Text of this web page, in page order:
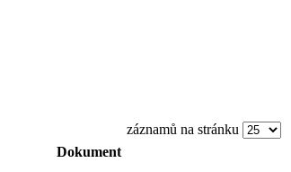
záznamů na stránku
Dokument